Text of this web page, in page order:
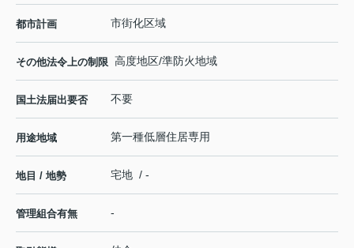
都市計画 市街化区域
その他法令上の制限 高度地区/準防火地域
国土法届出要否 不要
用途地域 第一種低層住居専用
地目 / 地勢 宅地 / -
管理組合有無 -